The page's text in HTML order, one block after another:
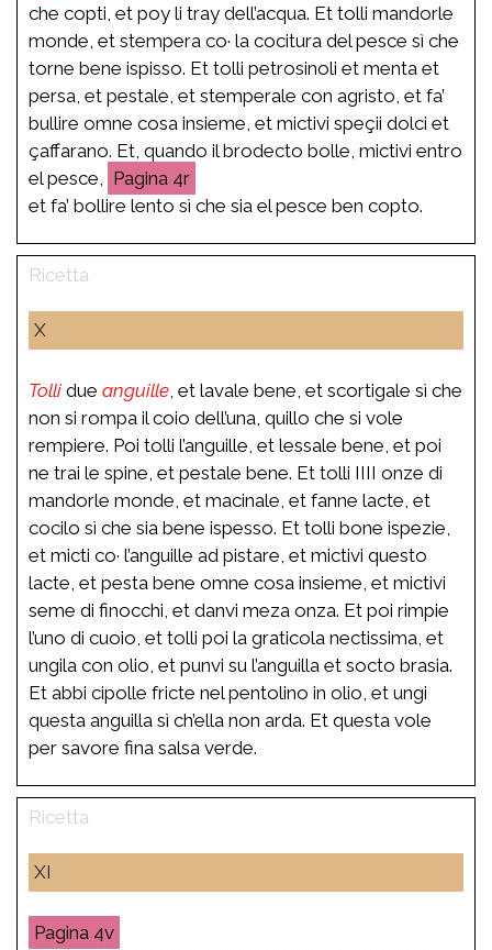
che copti, et poy li tray dell’acqua. Et tolli mandorle
monde, et stempera co· la cocitura del pesce sì che
torne bene ispisso. Et tolli petrosinoli et menta et
persa, et pestale, et stemperale con agristo, et fa’
bullire omne cosa insieme, et mictivi speçii dolci et
çaffarano. Et, quando il brodecto bolle, mictivi entro
el pesce,
4r
et fa’ bollire lento sì che sia el pesce ben copto.
X
Tolli due anguille , et lavale bene, et scortigale sì che
non si rompa il coio dell’una, quillo che si vole
rempiere. Poi tolli l’anguille, et lessale bene, et poi
ne trai le spine, et pestale bene. Et tolli IIII onze di
mandorle monde, et macinale, et fanne lacte, et
cocilo sì che sia bene ispesso. Et tolli bone ispezie,
et micti co· l’anguille ad pistare, et mictivi questo
lacte, et pesta bene omne cosa insieme, et mictivi
seme di finocchi, et danvi meza onza. Et poi rimpie
l’uno di cuoio, et tolli poi la graticola nectissima, et
ungila con olio, et punvi su l’anguilla et socto brasia.
Et abbi cipolle fricte nel pentolino in olio, et ungi
questa anguilla sì ch’ella non arda. Et questa vole
per savore fina salsa verde.
XI
4v